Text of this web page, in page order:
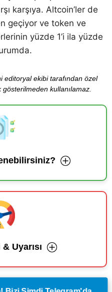
karşıya. Altcoin’ler de
geçiyor ve token ve
yüzde 1’i ila yüzde
editoryal ekibi tarafından özel
gösterilmeden kullanılamaz.
Uyarısı